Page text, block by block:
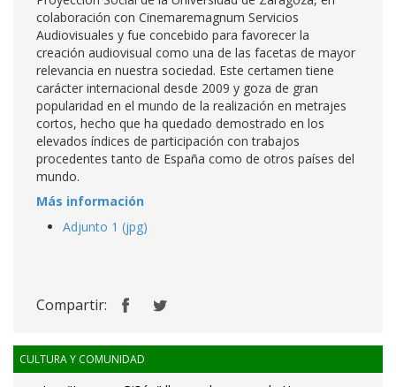
colaboración con Cinemaremagnum Servicios
Audiovisuales y fue concebido para favorecer la
creación audiovisual como una de las facetas de mayor
relevancia en nuestra sociedad. Este certamen tiene
carácter internacional desde 2009 y goza de gran
popularidad en el mundo de la realización en metrajes
cortos, hecho que ha quedado demostrado en los
elevados índices de participación con trabajos
procedentes tanto de España como de otros países del
mundo.
Más información
Adjunto 1 (jpg)
Compartir:
CULTURA Y COMUNIDAD